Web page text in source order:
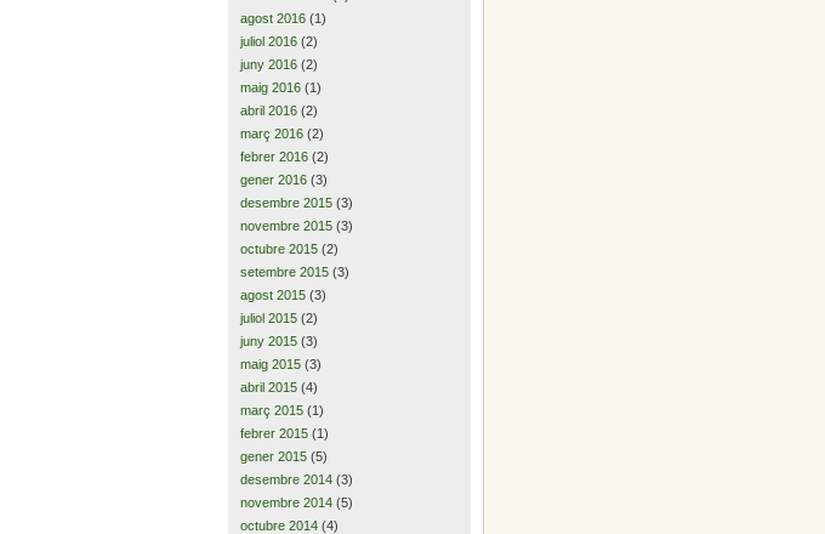
agost 2016 (1)
juliol 2016 (2)
juny 2016 (2)
maig 2016 (1)
abril 2016 (2)
març 2016 (2)
febrer 2016 (2)
gener 2016 (3)
desembre 2015 (3)
novembre 2015 (3)
octubre 2015 (2)
setembre 2015 (3)
agost 2015 (3)
juliol 2015 (2)
juny 2015 (3)
maig 2015 (3)
abril 2015 (4)
març 2015 (1)
febrer 2015 (1)
gener 2015 (5)
desembre 2014 (3)
novembre 2014 (5)
octubre 2014 (4)